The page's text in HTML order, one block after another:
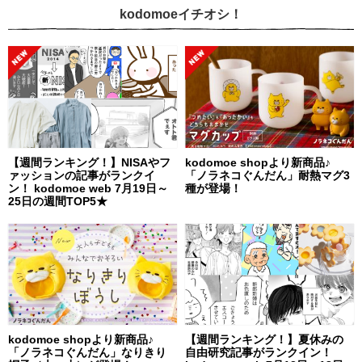
kodomoeイチオシ！
【週間ランキング！】NISAやフ
ァッションの記事がランクイ
ン！ kodomoe web 7月19日～
25日の週間TOP5★
kodomoe shopより新商品♪
「ノラネコぐんだん」耐熱マグ3
種が登場！
kodomoe shopより新商品♪
「ノラネコぐんだん」なりきり
【週間ランキング！】夏休みの
自由研究記事がランクイン！